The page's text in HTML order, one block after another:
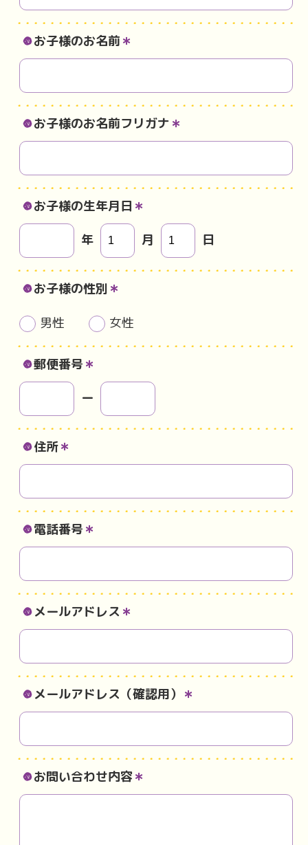
お子様のお名前 ＊
お子様のお名前フリガナ ＊
お子様の生年月日 ＊
年
月 日
お子様の性別 ＊
男性
女性
郵便番号＊
ー
住所＊
電話番号＊
メールアドレス ＊
メールアドレス（確認用） ＊
お問い合わせ内容 ＊